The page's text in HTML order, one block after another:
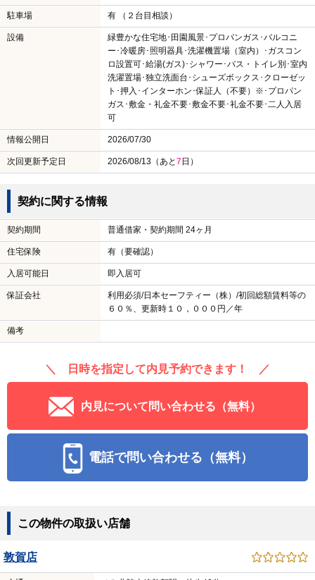
駐車場 有 （２台目相談）
設備
緑豊かな住宅地･田園風景･プロパンガス･バルコニ
ー･冷暖房･照明器具･洗濯機置場（室内）･ガスコン
ロ設置可･給湯(ガス)･シャワー･バス・トイレ別･室内
洗濯置場･独立洗面台･シューズボックス･クローゼッ
ト･押入･インターホン･保証人（不要）※･プロパン
ガス･敷金・礼金不要･敷金不要･礼金不要･二人入居
可
情報公開日 2026/07/30
次回更新予定日 2026/08/13（あと7日）
契約に関する情報
契約期間 普通借家・契約期間 24ヶ月
住宅保険 有（要確認）
入居可能日 即入居可
保証会社
利用必須/日本セーフティー（株）/初回総額賃料等の
６０％、更新時１０，０００円／年
備考
＼ 日時を指定して内見予約できます！ ／
内見について問い合わせる（無料）
電話で問い合わせる（無料）
この物件の取扱い店舗
敦賀店